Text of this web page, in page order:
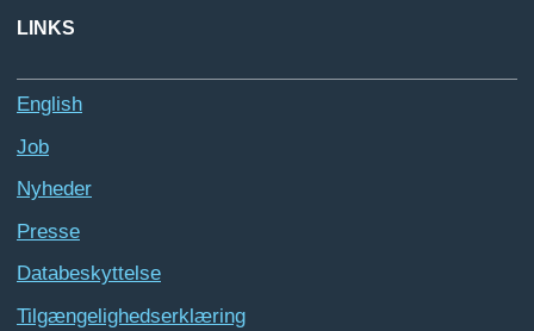
LINKS
English
Job
Nyheder
Presse
Databeskyttelse
Tilgængelighedserklæring